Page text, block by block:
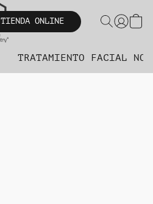
TIENDA ONLINE
TRATAMIENTO FACIAL